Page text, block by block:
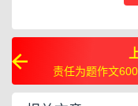
责任为题作文600